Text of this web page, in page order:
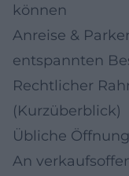
können
Anreise &
entspannten
Rechtlicher
(Kurzüberblick)
Übliche
An